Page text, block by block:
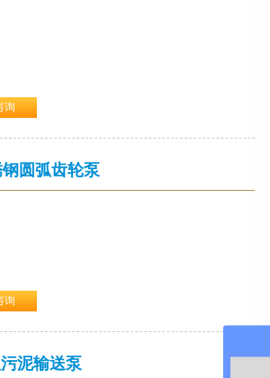
询
圆弧齿轮泵
询
泥输送泵